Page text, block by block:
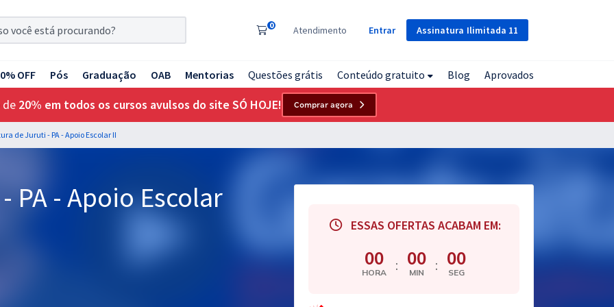
Assinatura Ilimitada 11
0 Atendimento Entrar
OFF Pós Graduação OAB Mentorias Questões grátis Conteúdo gratuito Blog Aprovados
de 20% em todos os cursos avulsos do site SÓ HOJE! Comprar agora
de Juruti - PA - Apoio Escolar II
- Apoio Escolar
ESSAS OFERTAS ACABAM EM:
00
HORA : 00
MIN : 00
SEG